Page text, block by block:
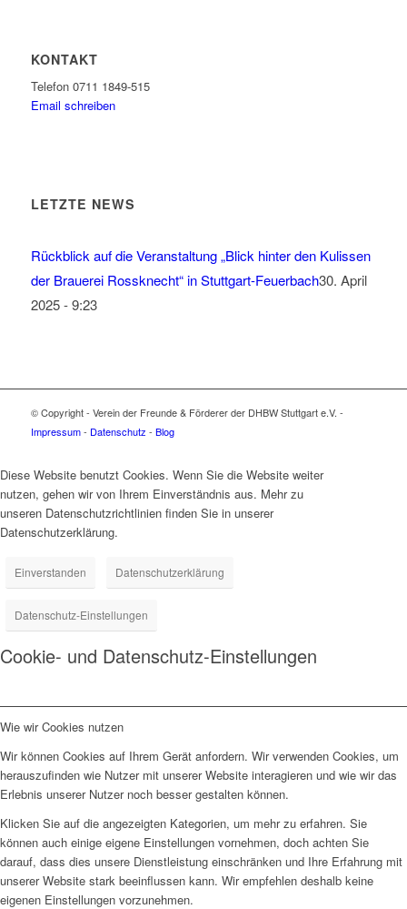
KONTAKT
Telefon 0711 1849-515
Email schreiben
LETZTE NEWS
Rückblick auf die Veranstaltung „Blick hinter den Kulissen
der Brauerei Rossknecht“ in Stuttgart-Feuerbach30. April
2025 - 9:23
© Copyright - Verein der Freunde & Förderer der DHBW Stuttgart e.V. -
Impressum- Datenschutz - Blog
Diese Website benutzt Cookies. Wenn Sie die Website weiter
nutzen, gehen wir von Ihrem Einverständnis aus. Mehr zu
unseren Datenschutzrichtlinien finden Sie in unserer
Datenschutzerklärung.
Einverstanden Datenschutzerklärung
Datenschutz-Einstellungen
Cookie- und Datenschutz-Einstellungen
Wie wir Cookies nutzen
Wir können Cookies auf Ihrem Gerät anfordern. Wir verwenden Cookies, um
herauszufinden wie Nutzer mit unserer Website interagieren und wie wir das
Erlebnis unserer Nutzer noch besser gestalten können.
Klicken Sie auf die angezeigten Kategorien, um mehr zu erfahren. Sie
können auch einige eigene Einstellungen vornehmen, doch achten Sie
darauf, dass dies unsere Dienstleistung einschränken und Ihre Erfahrung mit
unserer Website stark beeinflussen kann. Wir empfehlen deshalb keine
eigenen Einstellungen vorzunehmen.